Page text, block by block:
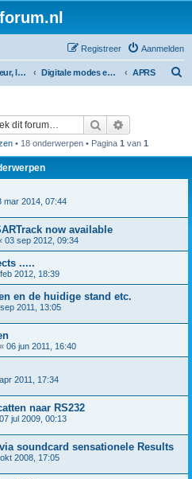
Aanmelden
Registreer
Radio zendamateur, luisteramateur en elektronica zelfbouw Digitale modes en morse (CW) APRS
Zoek
• 18 onderwerpen • Pagina 1 van 1
mar 2014, 07:44
now available
03 sep 2012, 09:34
.....
2012, 18:39
en de huidige stand etc.
2011, 13:05
« 06 jun 2011, 16:40
2011, 17:34
naar RS232
07 jul 2009, 00:13
soundcard sensationele Results
2008, 17:05